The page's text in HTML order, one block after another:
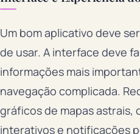
Um bom aplicativo deve
de usar. A interface deve
informações mais
navegação complicada.
gráficos de mapas astrais,
interativos e notificações